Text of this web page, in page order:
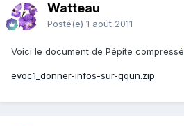
Watteau
Posté(e) 1 août 2011
Voici le document de Pépite compressé
evoc1_donner-infos-sur-qqun.zip